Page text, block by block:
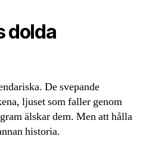
dolda
De svepande
ljuset som faller genom
älskar dem. Men att hålla
historia.